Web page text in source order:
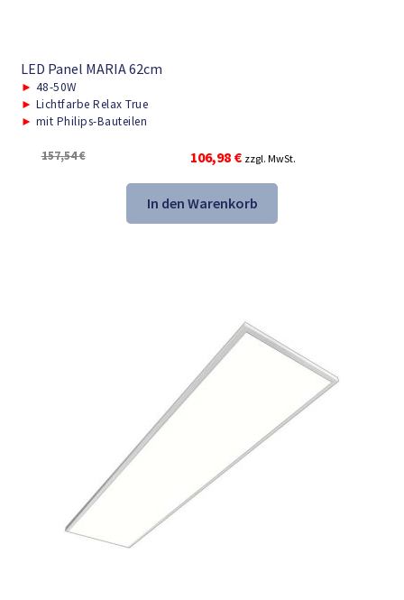
LED Panel MARIA 62cm
► 48-50W
► Lichtfarbe Relax True
► mit Philips-Bauteilen
157,54€
Ursprünglicher
Preis
war:
157,54 €
106,98 €Aktueller
Preis
ist:
106,98 €.
zzgl. MwSt.
In den Warenkorb